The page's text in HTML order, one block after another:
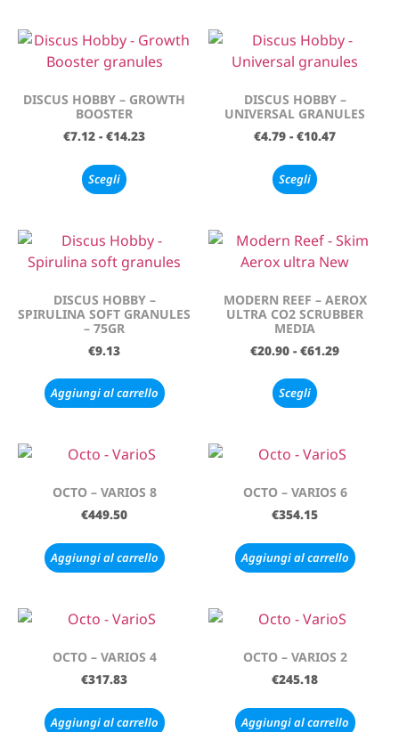
DISCUS HOBBY – GROWTH
BOOSTER
€7.12 - €14.23
Scegli
DISCUS HOBBY –
UNIVERSAL GRANULES
€4.79 - €10.47
Scegli
DISCUS HOBBY –
SPIRULINA SOFT GRANULES
– 75GR
€9.13
Aggiungi al carrello
MODERN REEF – AEROX
ULTRA CO2 SCRUBBER
MEDIA
€20.90 - €61.29
Scegli
OCTO – VARIOS 8
€449.50
Aggiungi al carrello
OCTO – VARIOS 6
€354.15
Aggiungi al carrello
OCTO – VARIOS 4
€317.83
Aggiungi al carrello
OCTO – VARIOS 2
€245.18
Aggiungi al carrello